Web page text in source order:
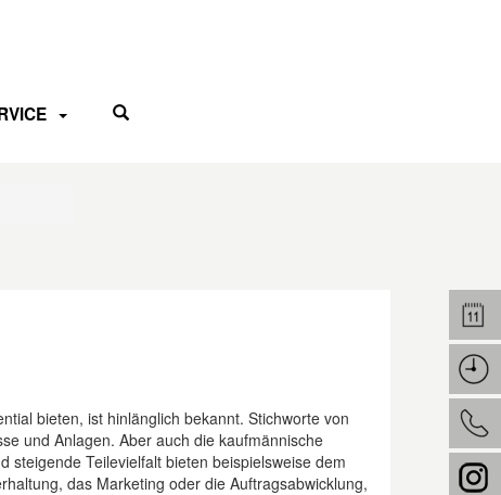
bieten, ist hinlänglich bekannt. Stichworte von
und Anlagen. Aber auch die kaufmännische
steigende Teilevielfalt bieten beispielsweise dem
das Marketing oder die Auftragsabwicklung,